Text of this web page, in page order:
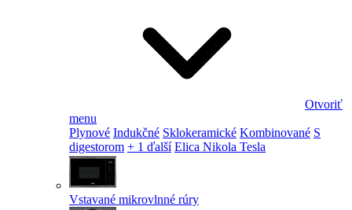
Otvoriť
menu
Plynové Indukčné Sklokeramické Kombinované S
digestorom + 1 ďalší Elica Nikola Tesla
Vstavané mikrovlnné rúry